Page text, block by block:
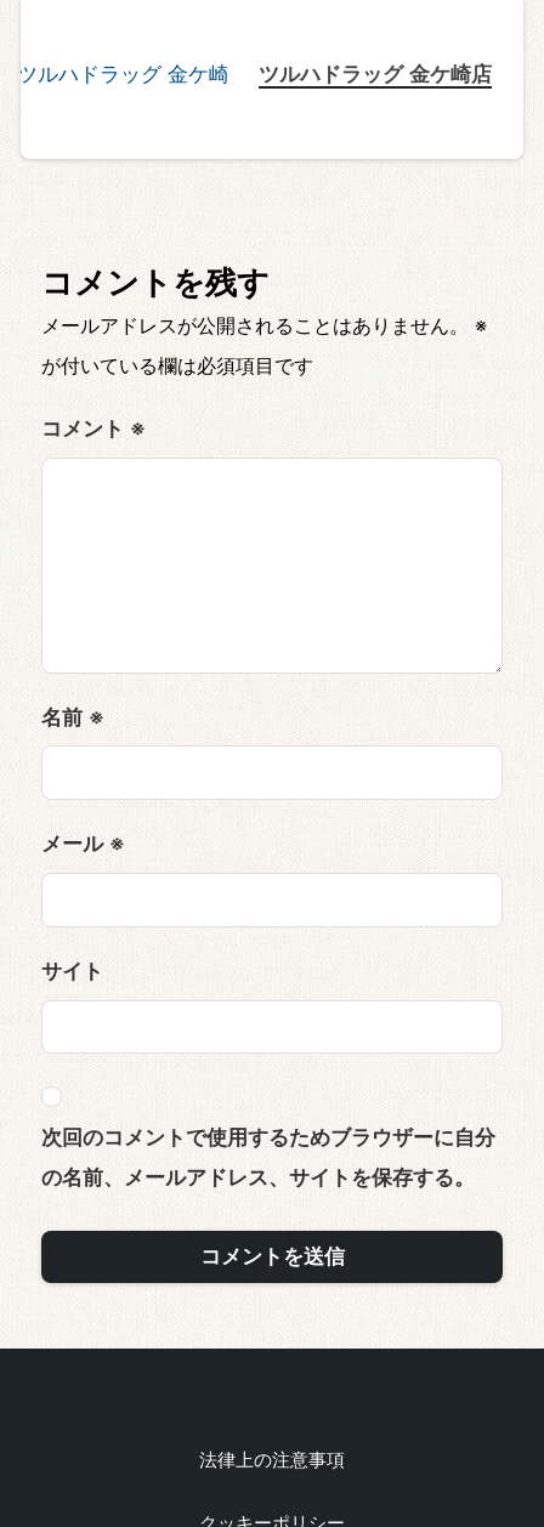
ツルハドラッグ 金ケ崎店
コメントを残す
メールアドレスが公開されることはありません。
※
が付いている欄は必須項目です
コメント ※
名前 ※
メール ※
サイト
次回のコメントで使用するためブラウザーに自分
の名前、メールアドレス、サイトを保存する。
法律上の注意事項
クッキーポリシー